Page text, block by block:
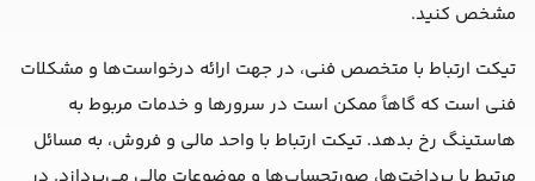
مشخص کنید.
تیکت ارتباط با متخصص فنی، در جهت ارائه درخواست‌ها و مشکلات
فنی است که گاهاً ممکن است در سرورها و خدمات مربوط به
هاستینگ رخ بدهد. تیکت ارتباط با واحد مالی و فروش، به مسائل